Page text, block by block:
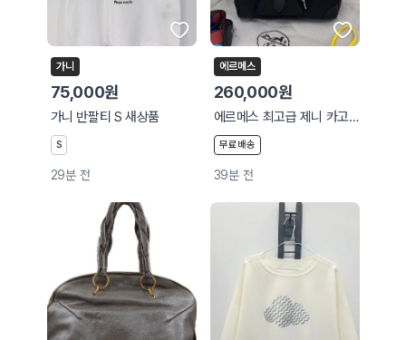
가니
75,000원
가니 반팔티 S 새상품
S
29분 전
에르메스
260,000원
에르메스 최고급 제니 카고 버킨백
무료배송
39분 전